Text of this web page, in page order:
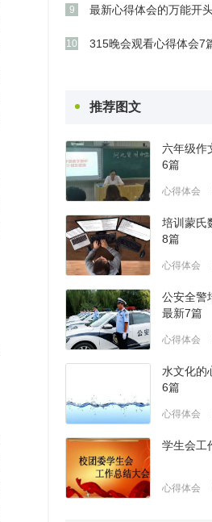
9 最新心得体会的万能开
10 315晚会观看心得体会7
推荐图文
六年级作
6篇
心得体会
培训蒙氏
8篇
心得体会
公安全警
最新7篇
心得体会
水文化的
6篇
心得体会
学生会工
心得体会